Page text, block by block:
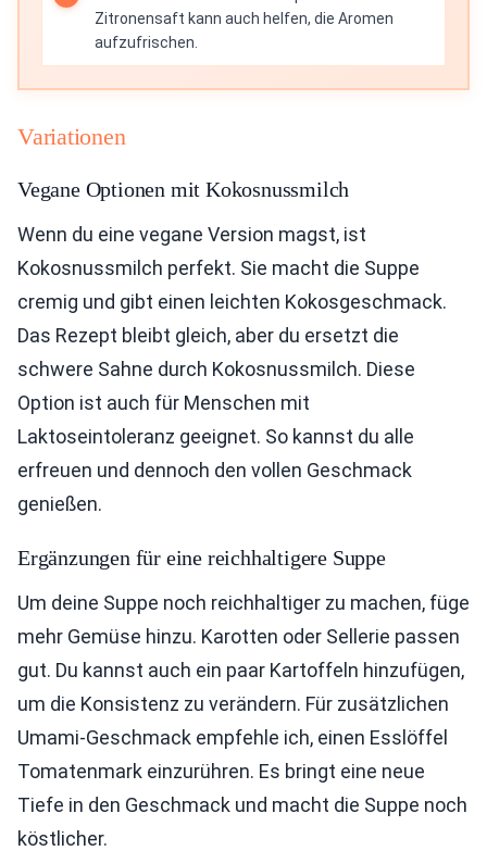
Zitronensaft kann auch helfen, die Aromen
aufzufrischen.
Variationen
Vegane Optionen mit Kokosnussmilch
Wenn du eine vegane Version magst, ist
Kokosnussmilch perfekt. Sie macht die Suppe
cremig und gibt einen leichten Kokosgeschmack.
Das Rezept bleibt gleich, aber du ersetzt die
schwere Sahne durch Kokosnussmilch. Diese
Option ist auch für Menschen mit
Laktoseintoleranz geeignet. So kannst du alle
erfreuen und dennoch den vollen Geschmack
genießen.
Ergänzungen für eine reichhaltigere Suppe
Um deine Suppe noch reichhaltiger zu machen, füge
mehr Gemüse hinzu. Karotten oder Sellerie passen
gut. Du kannst auch ein paar Kartoffeln hinzufügen,
um die Konsistenz zu verändern. Für zusätzlichen
Umami-Geschmack empfehle ich, einen Esslöffel
Tomatenmark einzurühren. Es bringt eine neue
Tiefe in den Geschmack und macht die Suppe noch
köstlicher.